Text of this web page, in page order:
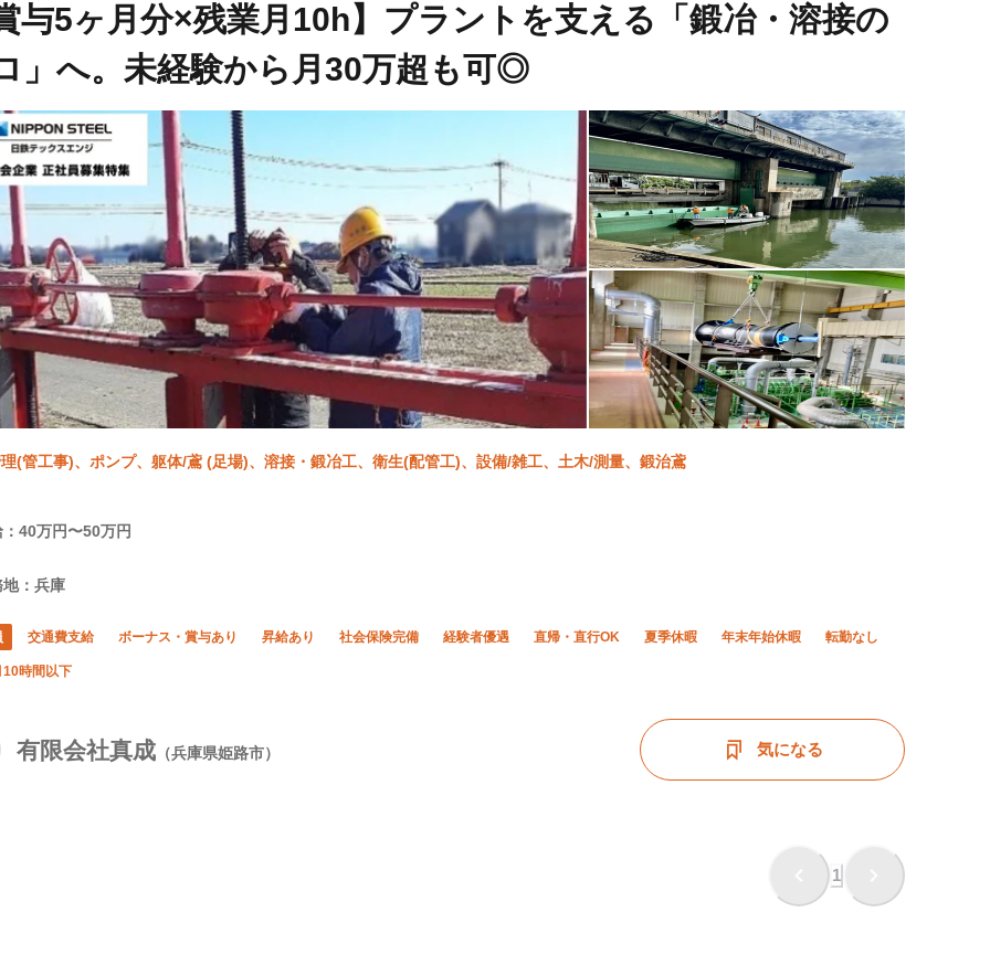
(管工事)、ポンプ、躯体/鳶 (足場)、溶接・鍛冶工、衛生(配管工)、設備/雑工、土木/測量、鍛治鳶
与5ヶ月分×残業月10h】プラントを支える「鍛冶・溶接の
」へ。未経験から月30万超も可◎
有限会社真成 （兵庫県姫路市）
：40万円〜50万円
地：兵庫
交通費支給 ボーナス・賞与あり 昇給あり 社会保険完備 経験者優遇 直帰・直行OK 夏季休暇 年末年始休暇 転勤なし
10時間以下
気になる
1